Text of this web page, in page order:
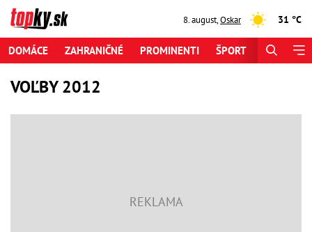
8. august,Oskar 31 °C
DOMÁCE ZAHRANIČNÉ PROMINENTI ŠPORT
VOĽBY 2012